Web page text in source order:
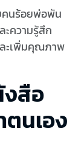
คนร้อยพ่อพัน
ะความรู้สึก
ะเพิ่มคุณภาพ
สือ
นเอง